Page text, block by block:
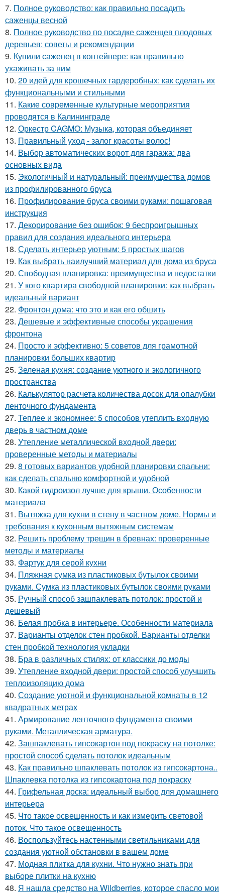
7. Полное руководство: как правильно посадить
саженцы весной
8. Полное руководство по посадке саженцев плодовых
деревьев: советы и рекомендации
9. Купили саженец в контейнере: как правильно
ухаживать за ним
10. 20 идей для крошечных гардеробных: как сделать их
функциональными и стильными
11. Какие современные культурные мероприятия
проводятся в Калининграде
12. Оркестр CAGMO: Музыка, которая объединяет
13. Правильный уход - залог красоты волос!
14. Выбор автоматических ворот для гаража: два
основных вида
15. Экологичный и натуральный: преимущества домов
из профилированного бруса
16. Профилирование бруса своими руками: пошаговая
инструкция
17. Декорирование без ошибок: 9 беспроигрышных
правил для создания идеального интерьера
18. Сделать интерьер уютным: 5 простых шагов
19. Как выбрать наилучший материал для дома из бруса
20. Свободная планировка: преимущества и недостатки
21. У кого квартира свободной планировки: как выбрать
идеальный вариант
22. Фронтон дома: что это и как его обшить
23. Дешевые и эффективные способы украшения
фронтона
24. Просто и эффективно: 5 советов для грамотной
планировки больших квартир
25. Зеленая кухня: создание уютного и экологичного
пространства
26. Калькулятор расчета количества досок для опалубки
ленточного фундамента
27. Теплее и экономнее: 5 способов утеплить входную
дверь в частном доме
28. Утепление металлической входной двери:
проверенные методы и материалы
29. 8 готовых вариантов удобной планировки спальни:
как сделать спальню комфортной и удобной
30. Какой гидроизол лучше для крыши. Особенности
материала
31. Вытяжка для кухни в стену в частном доме. Нормы и
требования к кухонным вытяжным системам
32. Решить проблему трещин в бревнах: проверенные
методы и материалы
33. Фартук для серой кухни
34. Пляжная сумка из пластиковых бутылок своими
руками. Сумка из пластиковых бутылок своими руками
35. Ручный способ зашпаклевать потолок: простой и
дешевый
36. Белая пробка в интерьере. Особенности материала
37. Варианты отделок стен пробкой. Варианты отделки
стен пробкой технология укладки
38. Бра в различных стилях: от классики до моды
39. Утепление входной двери: простой способ улучшить
теплоизоляцию дома
40. Создание уютной и функциональной комнаты в 12
квадратных метрах
41. Армирование ленточного фундамента своими
руками. Металлическая арматура.
42. Зашпаклевать гипсокартон под покраску на потолке:
простой способ сделать потолок идеальным
43. Как правильно шпаклевать потолок из гипсокартона..
Шпаклевка потолка из гипсокартона под покраску
44. Грифельная доска: идеальный выбор для домашнего
интерьера
45. Что такое освещенность и как измерить световой
поток. Что такое освещенность
46. Воспользуйтесь настенными светильниками для
создания уютной обстановки в вашем доме
47. Модная плитка для кухни. Что нужно знать при
выборе плитки на кухню
48. Я нашла средство на Wildberries, которое спасло мои